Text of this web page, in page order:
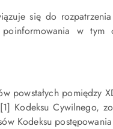
się do
w tym
powstałych pomiędzy
Kodeksu Cywilnego,
Kodeksu